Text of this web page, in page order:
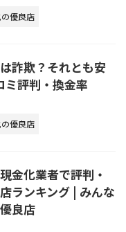
優良店
詐欺？それとも安
ミ評判・換金率
優良店
金化業者で評判・
ランキング | みんな
良店